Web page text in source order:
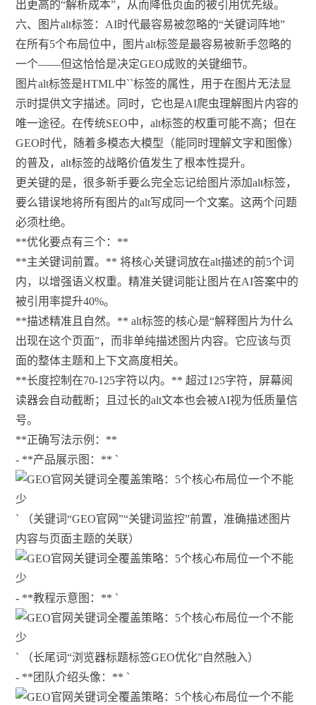
出更高的“解析成本”，从而降低页面的被引用优先级。
六、图片alt标签：AI时代最容易被忽略的“关键词阵地”
在所有5个布局位中，图片alt标签是最容易被新手忽略的
一个——但这恰恰是决定GEO成败的关键细节。
图片alt标签是HTML中``标签的属性，用于在图片无法显
示时提供文字描述。同时，它也是AI爬虫理解图片内容的
唯一途径。在传统SEO中，alt标签的权重可能不高；但在
GEO时代，随着多模态大模型（能同时理解文字和图像）
的普及，alt标签的战略价值发生了根本性提升。
更关键的是，很多新手要么完全忘记给图片添加alt标签，
要么错误地将所有图片的alt写成同一个文案。这两个问题
必须杜绝。
**优化要点有三个：**
**主关键词前置。** 将核心关键词放在alt描述的前5个词
内，以增强语义权重。精准关键词能让图片在AI答案中的
被引用率提升40%。
**描述精准且自然。** alt标签的核心是“解释图片为什么
出现在这个页面”，而非单纯描述图片内容。它应该与页
面的整体主题和上下文高度相关。
**长度控制在70-125字符以内。** 超过125字符，屏幕阅
读器会自动截断；且过长的alt文本也会被AI视为低质量信
号。
**正确写法示例：**
- **产品展示图：** `
` （关键词“GEO官网”“关键词监控”前置，准确描述图片
内容与页面主题的关联）
- **教程示意图：** `
` （长尾词“浏览器标题标签GEO优化”自然融入）
- **团队介绍头像：** `